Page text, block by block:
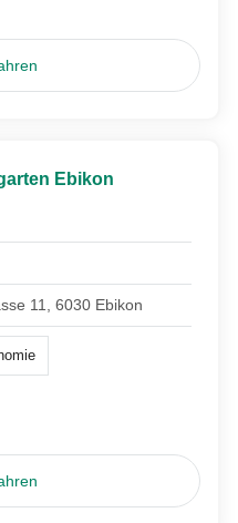
Ebikon
11, 6030 Ebikon